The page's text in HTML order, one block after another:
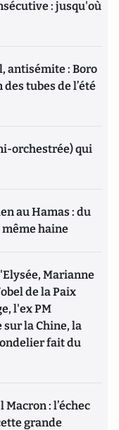
: jusqu'où
antisémite : Boro
tubes de l’été
orchestrée) qui
au Hamas : du
même haine
Marianne
de la Paix
l'ex PM
la Chine, la
fait du
: l’échec
grande